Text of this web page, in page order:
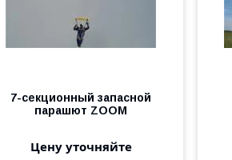
7-секционный запасной
парашют ZOOM
Цену уточняйте